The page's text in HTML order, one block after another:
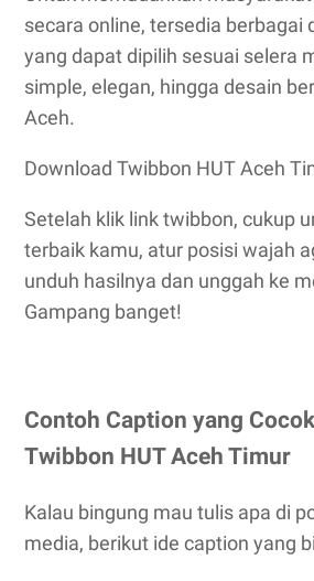
secara online, tersedia berbagai
yang dapat dipilih sesuai selera
simple, elegan, hingga desain
Aceh.
Download Twibbon HUT Aceh
Setelah klik link twibbon, cukup
terbaik kamu, atur posisi wajah
unduh hasilnya dan unggah ke
Gampang banget!
Contoh Caption yang
Twibbon HUT Aceh Timur
Kalau bingung mau tulis apa di
media, berikut ide caption yang